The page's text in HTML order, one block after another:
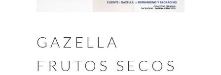
GAZELLA
FRUTOS SECOS